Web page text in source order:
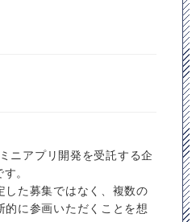
ニアプリ開発を受託する企
。
した募集ではなく、複数の
に参画いただくことを想